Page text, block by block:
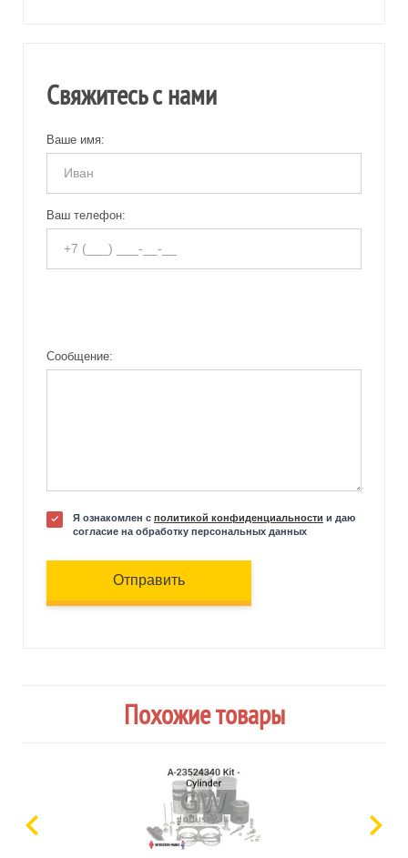
Свяжитесь с нами
Ваше имя:
Ваш телефон:
Сообщение:
Я ознакомлен с политикой конфиденциальности и даю
согласие на обработку персональных данных
Отправить
Похожие товары